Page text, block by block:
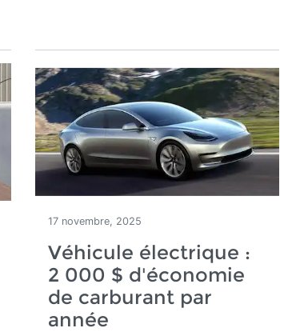
17 novembre, 2025
Véhicule électrique :
2 000 $ d'économie
de carburant par
année